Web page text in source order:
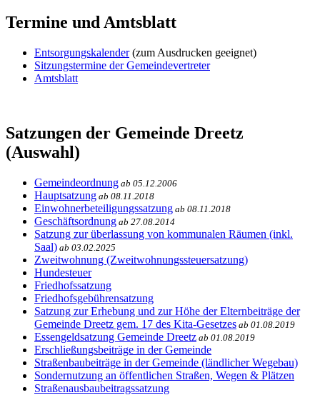
Termine und Amtsblatt
Entsorgungskalender(zum Ausdrucken geeignet)
Sitzungstermine der Gemeindevertreter
Amtsblatt
Satzungen der Gemeinde Dreetz
(Auswahl)
Gemeindeordnung ab 05.12.2006
Hauptsatzung ab 08.11.2018
Einwohnerbeteiligungssatzung ab 08.11.2018
Geschäftsordnung ab 27.08.2014
Satzung zur überlassung von kommunalen Räumen (inkl.
Saal) ab 03.02.2025
Zweitwohnung (Zweitwohnungssteuersatzung)
Hundesteuer
Friedhofssatzung
Friedhofsgebührensatzung
Satzung zur Erhebung und zur Höhe der Elternbeiträge der
Gemeinde Dreetz gem. 17 des Kita-Gesetzes ab 01.08.2019
Essengeldsatzung Gemeinde Dreetz ab 01.08.2019
Erschließungsbeiträge in der Gemeinde
Straßenbaubeiträge in der Gemeinde (ländlicher Wegebau)
Sondernutzung an öffentlichen Straßen, Wegen & Plätzen
Straßenausbaubeitragssatzung